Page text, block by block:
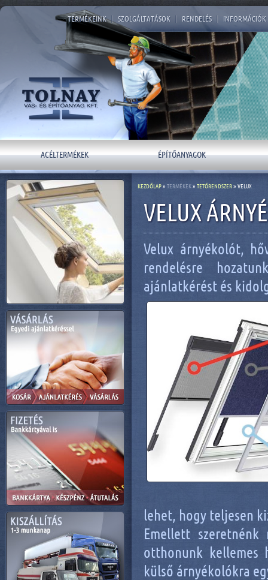
TERMÉKEINK SZOLGÁLTATÁSOK RENDELÉS INFORMÁCIÓK
ACÉLTERMÉKEK ÉPÍTŐANYAGOK
VELUX
Velux árnyékolót,
rendelésre
ajánlatkérést és
lehet, hogy teljesen
Emellett
otthonunk kellemes
külső árnyékolókra
KEZDŐLAP» TERMÉKEK» TETŐRENDSZER» VELUX